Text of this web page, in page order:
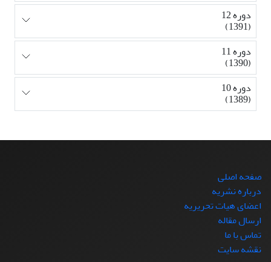
دوره 12
(1391)
دوره 11
(1390)
دوره 10
(1389)
صفحه اصلی
درباره نشریه
اعضای هیات تحریریه
ارسال مقاله
تماس با ما
نقشه سایت